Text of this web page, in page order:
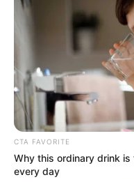
CTA FAVORITE
Why this ordinary drink
every day